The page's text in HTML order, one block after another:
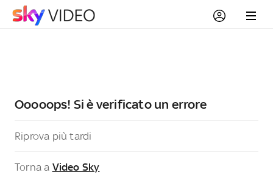
Ooooops! Si è verificato un errore
Riprova più tardi
Torna a Video Sky